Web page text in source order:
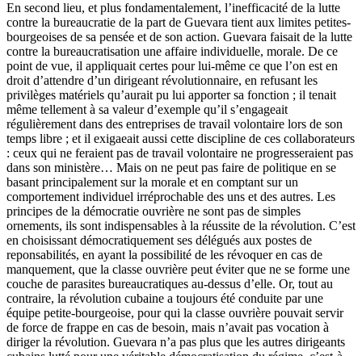
En second lieu, et plus fondamentalement, l’inefficacité de la lutte
contre la bureaucratie de la part de Guevara tient aux limites petites-
bourgeoises de sa pensée et de son action. Guevara faisait de la lutte
contre la bureaucratisation une affaire individuelle, morale. De ce
point de vue, il appliquait certes pour lui-même ce que l’on est en
droit d’attendre d’un dirigeant révolutionnaire, en refusant les
privilèges matériels qu’aurait pu lui apporter sa fonction ; il tenait
même tellement à sa valeur d’exemple qu’il s’engageait
régulièrement dans des entreprises de travail volontaire lors de son
temps libre ; et il exigaeait aussi cette discipline de ces collaborateurs
: ceux qui ne feraient pas de travail volontaire ne progresseraient pas
dans son ministère… Mais on ne peut pas faire de politique en se
basant principalement sur la morale et en comptant sur un
comportement individuel irréprochable des uns et des autres. Les
principes de la démocratie ouvrière ne sont pas de simples
ornements, ils sont indispensables à la réussite de la révolution. C’est
en choisissant démocratiquement ses délégués aux postes de
reponsabilités, en ayant la possibilité de les révoquer en cas de
manquement, que la classe ouvrière peut éviter que ne se forme une
couche de parasites bureaucratiques au-dessus d’elle. Or, tout au
contraire, la révolution cubaine a toujours été conduite par une
équipe petite-bourgeoise, pour qui la classe ouvrière pouvait servir
de force de frappe en cas de besoin, mais n’avait pas vocation à
diriger la révolution. Guevara n’a pas plus que les autres dirigeants